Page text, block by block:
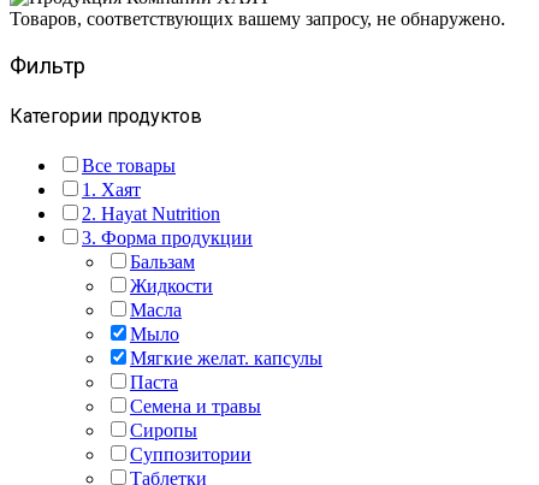
Товаров, соответствующих вашему запросу, не обнаружено.
Фильтр
Категории продуктов
Все товары
1. Хаят
2. Hayat Nutrition
3. Форма продукции
Бальзам
Жидкости
Масла
Мыло
Мягкие желат. капсулы
Паста
Семена и травы
Сиропы
Суппозитории
Таблетки